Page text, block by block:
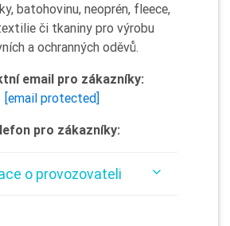
batohovinu, neoprén, fleece,
či tkaniny pro výrobu
a ochranných oděvů.
email pro zákazníky:
[email protected]
pro zákazníky:
o provozovateli